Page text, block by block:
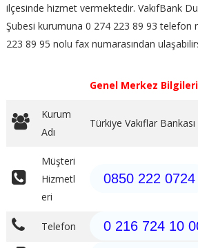
ilçesinde hizmet vermektedir. VakıfBank
Şubesi kurumuna 0 274 223 89 93 telefon
223 89 95 nolu fax numarasından
Genel Merkez Bilgileri
Kurum
Adı
Türkiye Vakıflar Bankası
Müşteri
Hizmetl
eri
0850 222 0724
Telefon 0 216 724 10